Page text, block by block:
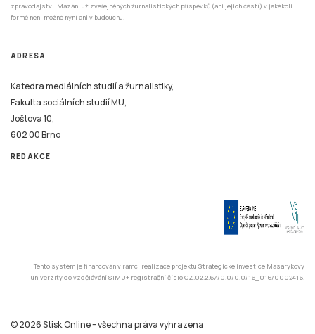
zpravodajství. Mazání už zveřejněných žurnalistických příspěvků (ani jejich částí) v jakékoli
formě není možné nyní ani v budoucnu.
ADRESA
Katedra mediálních studií a žurnalistiky,
Fakulta sociálních studií MU,
Joštova 10,
602 00 Brno
REDAKCE
Tento systém je financován v rámci realizace projektu Strategické investice Masarykovy
univerzity do vzdělávání SIMU+ registrační číslo CZ.02.2.67/0.0/0.0/16_016/0002416.
© 2026 Stisk.Online – všechna práva vyhrazena